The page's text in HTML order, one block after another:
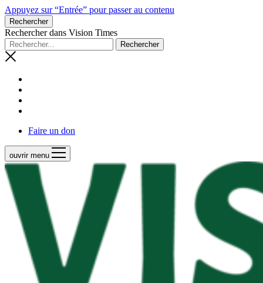
Appuyez sur “Entrée” pour passer au contenu
Rechercher
Rechercher dans Vision Times
Faire un don
ouvrir menu